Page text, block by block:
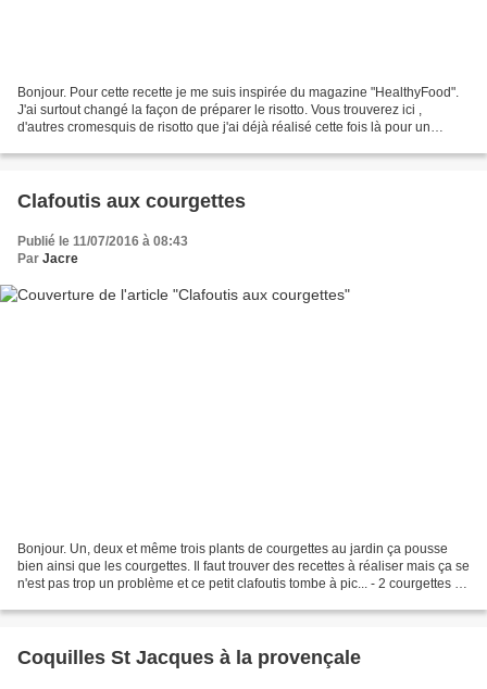
Bonjour. Pour cette recette je me suis inspirée du magazine "HealthyFood".
J'ai surtout changé la façon de préparer le risotto. Vous trouverez ici ,
d'autres cromesquis de risotto que j'ai déjà réalisé cette fois là pour un
Clafoutis aux courgettes
Publié le 11/07/2016 à 08:43
Par Jacre
Bonjour. Un, deux et même trois plants de courgettes au jardin ça pousse
bien ainsi que les courgettes. Il faut trouver des recettes à réaliser mais ça se
n'est pas trop un problème et ce petit clafoutis tombe à pic... - 2 courgettes -
Coquilles St Jacques à la provençale